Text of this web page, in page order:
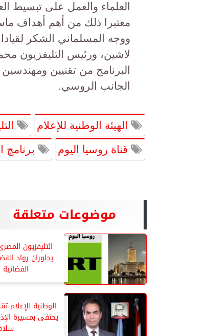
العلماء والعمل على تبسيط
معتبرا ذلك من أهم أهداف
ووجه المسلماني الشكر
لاشين، ورئيس التليفزيون
البرنامج من تقنيين
الجانب الروسي.
الهيئة الوطنية للإعلام
قناة روسيا اليوم برنامج
موضوعات متعلقة
التليفزيون
يحاوران رواد
الفضائية
الوطنية للإعلام
يحتفى بمسيرة